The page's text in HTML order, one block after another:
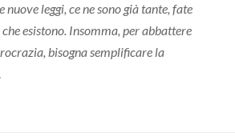
nuove leggi, ce ne sono già tante, fate
esistono. Insomma, per abbattere
bisogna semplificare la